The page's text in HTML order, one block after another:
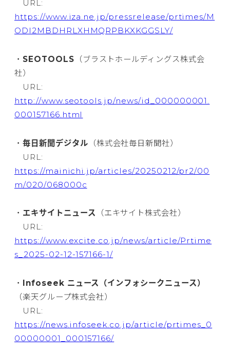
URL:
https://www.iza.ne.jp/pressrelease/prtimes/M
ODI2MBDHRLXHMQRPBKXKGGSLY/
・ SEOTOOLS （ブラストホールディングス株式会
社）
URL:
http://www.seotools.jp/news/id_000000001.
000157166.html
・ 毎日新聞デジタル （株式会社毎日新聞社）
URL:
https://mainichi.jp/articles/20250212/pr2/00
m/020/068000c
・ エキサイトニュース （エキサイト株式会社）
URL:
https://www.excite.co.jp/news/article/Prtime
s_2025-02-12-157166-1/
・
Infoseek ニュース（インフォシークニュース）
（楽天グループ株式会社）
URL:
https://news.infoseek.co.jp/article/prtimes_0
00000001_000157166/